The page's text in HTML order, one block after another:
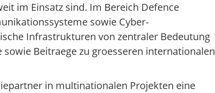
im Einsatz sind. Im Bereich Defence
sowie Cyber-
Infrastrukturen von zentraler Bedeutung
Beitraege zu groesseren internationalen
in multinationalen Projekten eine